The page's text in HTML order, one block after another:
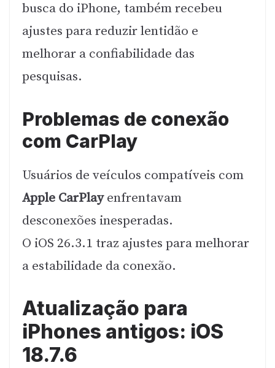
busca do iPhone, também recebeu
ajustes para reduzir lentidão e
melhorar a confiabilidade das
pesquisas.
Problemas de conexão
com CarPlay
Usuários de veículos compatíveis com
Apple CarPlayenfrentavam
desconexões inesperadas.
O iOS 26.3.1 traz ajustes para melhorar
a estabilidade da conexão.
Atualização para
iPhones antigos: iOS
18.7.6